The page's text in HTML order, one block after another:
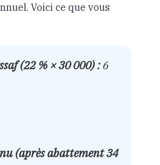
Voici ce que vous
(22 % × 30 000) :6
(après abattement 34